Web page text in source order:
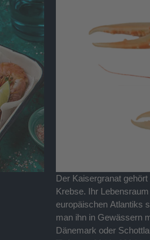
Der Kaisergranat
Krebse. Ihr
europäischen Atlantiks
man ihn in Gewässern
Dänemark oder
Zentimeter lang werden.
sind, dienen als Ort, den
verlässt. Lediglich
sowie zur Fortpflanzung
hinaus gilt der